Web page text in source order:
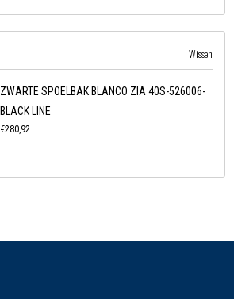
Wissen
ZWARTE SPOELBAK BLANCO ZIA 40S-526006-
BLACK LINE
€280,92